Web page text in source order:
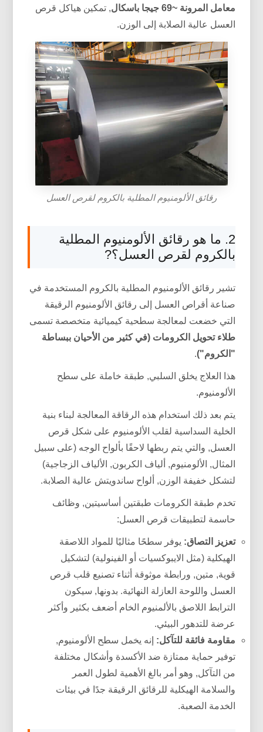
معامل المرونة ~69 جيجا باسكال
, تمكين هياكل قرص
العسل عالية الصلابة إلى الوزن.
رقائق الألومنيوم المطلية بالكروم لقرص العسل
2. ما هو رقائق الألومنيوم المطلية
بالكروم لقرص العسل؟?
تشير رقائق الألومنيوم المطلية بالكروم المستخدمة في
صناعة أقراص العسل إلى رقائق الألومنيوم الرقيقة
التي خضعت لمعالجة سطحية كيميائية متخصصة تسمى
طلاء تحويل الكرومات (في كثير من الأحيان ببساطة
"الكروم").
هذا العلاج يخلق السلبي, طبقة خاملة على سطح
الألومنيوم.
يتم بعد ذلك استخدام هذه الرقاقة المعالجة لبناء بنية
الخلية السداسية لقلب الألومنيوم على شكل قرص
العسل, والتي يتم ربطها لاحقًا بألواح الوجه (على سبيل
المثال, الألومنيوم, ألياف الكربون, الألياف الزجاجية)
لتشكل خفيفة الوزن, ألواح ساندويتش عالية الصلابة.
تخدم طبقة الكرومات طبقتين أساسيتين, وظائف
حاسمة لتطبيقات قرص العسل:
تعزيز التصاق: يوفر سطحًا مثاليًا للمواد اللاصقة
الهيكلية (مثل الايبوكسيات أو الفينولية) لتشكيل
قوية, متين, ورابطة موثوقة أثناء تصنيع قلب قرص
العسل واللوحة العازلة النهائية. بدونها, سيكون
الترابط اللاصق بالألمنيوم الخام أضعف بكثير وأكثر
عرضة للتدهور البيئي.
مقاومة فائقة للتآكل: إنه يخمل سطح الألومنيوم,
توفير حماية ممتازة ضد الأكسدة وأشكال مختلفة
من التآكل, وهو أمر بالغ الأهمية لطول العمر
والسلامة الهيكلية للرقائق الرقيقة جدًا في بيئات
الخدمة الصعبة.